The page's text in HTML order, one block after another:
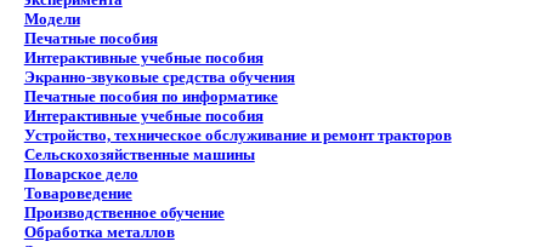
Модели
Печатные пособия
Интерактивные учебные пособия
Экранно-звуковые средства обучения
Печатные пособия по информатике
Интерактивные учебные пособия
Устройство, техническое обслуживание и ремонт тракторов
Сельскохозяйственные машины
Поварское дело
Товароведение
Производственное обучение
Обработка металлов